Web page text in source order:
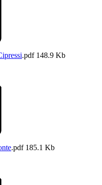
.pdf148.9 Kb
.pdf185.1 Kb